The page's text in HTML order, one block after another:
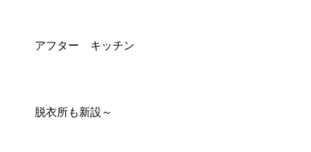
アフター キッチン
脱衣所も新設～